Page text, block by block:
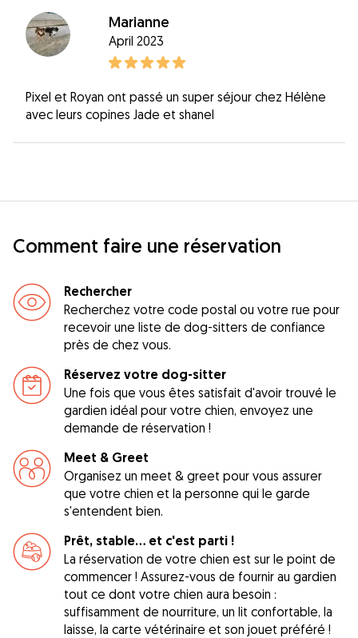
Marianne
April 2023
Pixel et Royan ont passé un super séjour chez Hélène
avec leurs copines Jade et shanel
Comment faire une réservation
Rechercher
Recherchez votre code postal ou votre rue pour
recevoir une liste de dog-sitters de confiance
près de chez vous.
Réservez votre dog-sitter
Une fois que vous êtes satisfait d'avoir trouvé le
gardien idéal pour votre chien, envoyez une
demande de réservation !
Meet & Greet
Organisez un meet & greet pour vous assurer
que votre chien et la personne qui le garde
s'entendent bien.
Prêt, stable... et c'est parti !
La réservation de votre chien est sur le point de
commencer ! Assurez-vous de fournir au gardien
tout ce dont votre chien aura besoin :
suffisamment de nourriture, un lit confortable, la
laisse, la carte vétérinaire et son jouet préféré !